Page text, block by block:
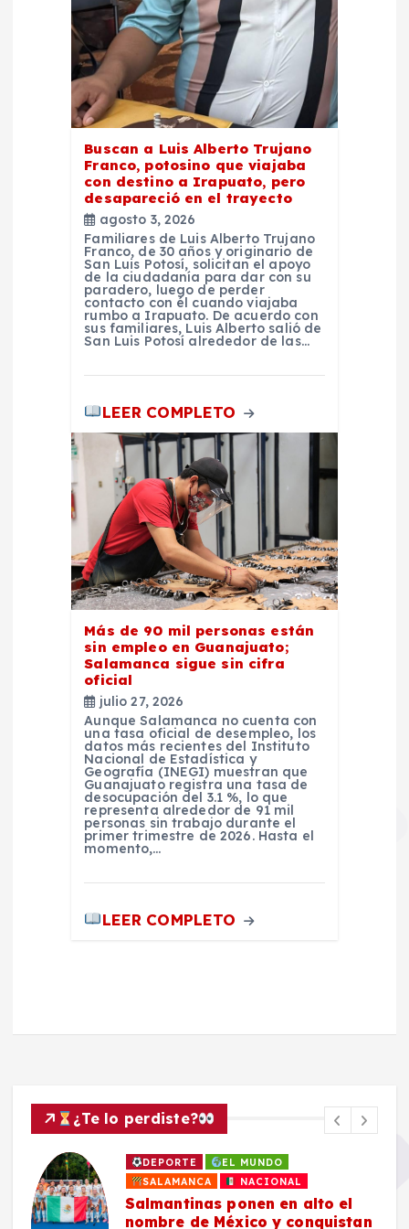
Buscan a Luis Alberto Trujano
Franco, potosino que viajaba
con destino a Irapuato, pero
desapareció en el trayecto
agosto 3, 2026
Familiares de Luis Alberto Trujano
Franco, de 30 años y originario de
San Luis Potosí, solicitan el apoyo
de la ciudadanía para dar con su
paradero, luego de perder
contacto con él cuando viajaba
rumbo a Irapuato. De acuerdo con
sus familiares, Luis Alberto salió de
San Luis Potosí alrededor de las…
LEER COMPLETO
Más de 90 mil personas están
sin empleo en Guanajuato;
Salamanca sigue sin cifra
oficial
julio 27, 2026
Aunque Salamanca no cuenta con
una tasa oficial de desempleo, los
datos más recientes del Instituto
Nacional de Estadística y
Geografía (INEGI) muestran que
Guanajuato registra una tasa de
desocupación del 3.1 %, lo que
representa alrededor de 91 mil
personas sin trabajo durante el
primer trimestre de 2026. Hasta el
momento,…
LEER COMPLETO
¿Te lo perdiste?
DEPORTE
EL MUNDO
SALAMANCA
NACIONAL
Salmantinas ponen en alto el
nombre de México y conquistan